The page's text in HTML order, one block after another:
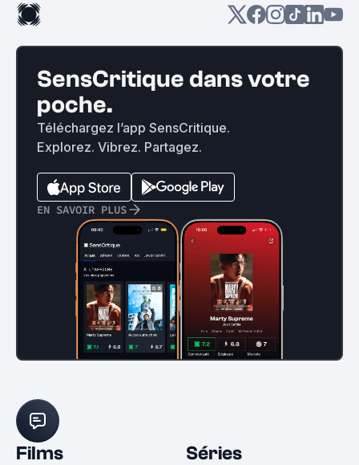
SensCritique dans votre
poche.
Téléchargez l’app SensCritique.
Explorez. Vibrez. Partagez.
EN SAVOIR PLUS
Films Séries